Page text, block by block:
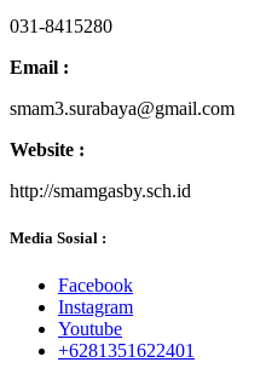
031-8415280
Email :
smam3.surabaya@gmail.com
Website :
http://smamgasby.sch.id
Media Sosial :
Facebook
Instagram
Youtube
+6281351622401